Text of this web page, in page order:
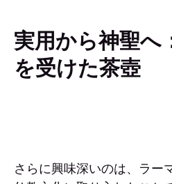
実用から神聖へ
を受けた茶壺
さらに興味深いのは、ラー